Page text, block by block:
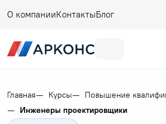
О компанииКонтактыБлог
Главная Курсы
Повышение
Инженеры проектировщики